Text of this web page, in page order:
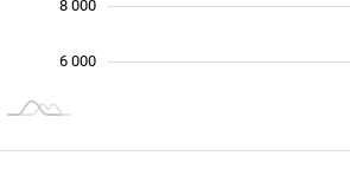
6 000
8 000